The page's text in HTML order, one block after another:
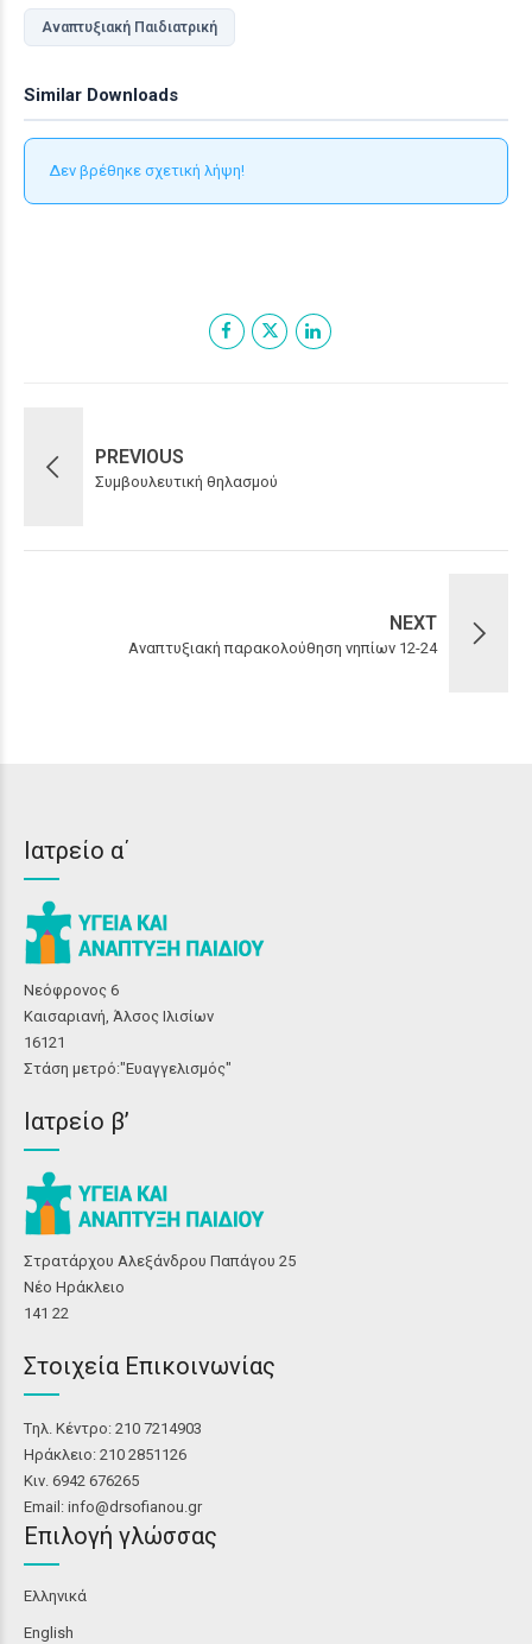
Αναπτυξιακή Παιδιατρική
Similar Downloads
Δεν βρέθηκε σχετική λήψη!
PREVIOUS
Συμβουλευτική θηλασμού
NEXT
Αναπτυξιακή παρακολούθηση νηπίων 12-24
Ιατρείο α΄
Νεόφρονος 6
Καισαριανή, Άλσος Ιλισίων
16121
Στάση μετρό:"Ευαγγελισμός"
Ιατρείο β’
Στρατάρχου Αλεξάνδρου Παπάγου 25
Νέο Ηράκλειο
141 22
Στοιχεία Επικοινωνίας
Tηλ. Κέντρο: 210 7214903
Ηράκλειο: 210 2851126
Κιν. 6942 676265
Email: info@drsofianou.gr
Επιλογή γλώσσας
Ελληνικά
English